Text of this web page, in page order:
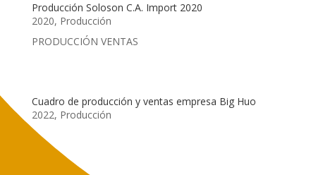
Producción Soloson C.A. Import 2020
2020, Producción
PRODUCCIÓN VENTAS
Cuadro de producción y ventas empresa Big Huo
2022, Producción